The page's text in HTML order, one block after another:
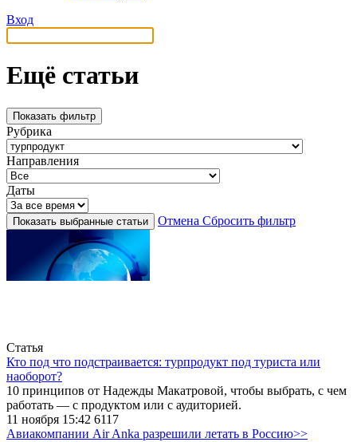
Вход
Ещё статьи
Показать фильтр
Рубрика
Направления
Даты
Показать выбранные статьи Отмена Сбросить фильтр
Статья
Кто под что подстраивается: турпродукт под туриста или
наоборот?
10 принципов от Надежды Макатровой, чтобы выбрать, с чем
работать — с продуктом или с аудиторией.
11 ноября 15:42 6117
Авиакомпании Air Anka разрешили летать в Россию>>